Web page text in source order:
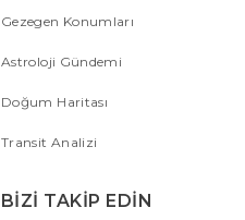
Gezegen Konumları
Astroloji Gündemi
Doğum Haritası
Transit Analizi
BİZİ TAKİP EDİN